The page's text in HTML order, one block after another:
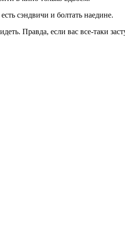
сэндвичи и болтать наедине.
Правда, если вас все-таки